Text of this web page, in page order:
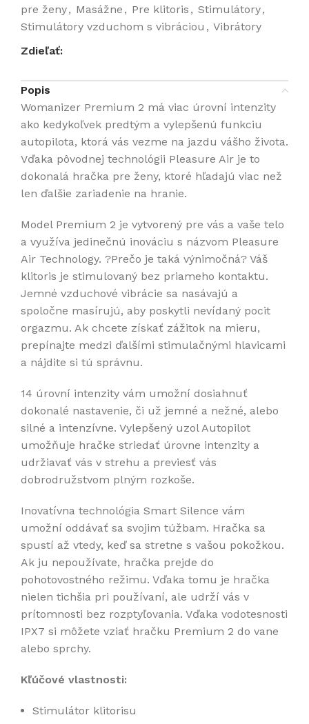
pre ženy, Masážne , Pre klitoris , Stimulátory,
Stimulátory vzduchom s vibráciou , Vibrátory
Zdieľať:
Popis
Womanizer Premium 2 má viac úrovní intenzity
ako kedykoľvek predtým a vylepšenú funkciu
autopilota, ktorá vás vezme na jazdu vášho života.
Vďaka pôvodnej technológii Pleasure Air je to
dokonalá hračka pre ženy, ktoré hľadajú viac než
len ďalšie zariadenie na hranie.
Model Premium 2 je vytvorený pre vás a vaše telo
a využíva jedinečnú inováciu s názvom Pleasure
Air Technology. ?Prečo je taká výnimočná? Váš
klitoris je stimulovaný bez priameho kontaktu.
Jemné vzduchové vibrácie sa nasávajú a
spoločne masírujú, aby poskytli nevídaný pocit
orgazmu. Ak chcete získať zážitok na mieru,
prepínajte medzi ďalšími stimulačnými hlavicami
a nájdite si tú správnu.
14 úrovní intenzity vám umožní dosiahnuť
dokonalé nastavenie, či už jemné a nežné, alebo
silné a intenzívne. Vylepšený uzol Autopilot
umožňuje hračke striedať úrovne intenzity a
udržiavať vás v strehu a previesť vás
dobrodružstvom plným rozkoše.
Inovatívna technológia Smart Silence vám
umožní oddávať sa svojim túžbam. Hračka sa
spustí až vtedy, keď sa stretne s vašou pokožkou.
Ak ju nepoužívate, hračka prejde do
pohotovostného režimu. Vďaka tomu je hračka
nielen tichšia pri používaní, ale udrží vás v
prítomnosti bez rozptyľovania. Vďaka vodotesnosti
IPX7 si môžete vziať hračku Premium 2 do vane
alebo sprchy.
Kľúčové vlastnosti:
Stimulátor klitorisu